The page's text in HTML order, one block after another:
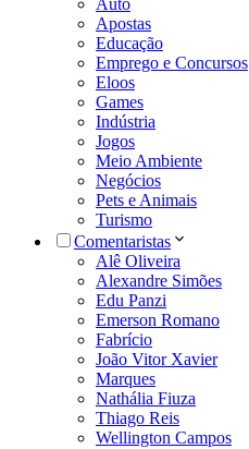
Auto
Apostas
Educação
Emprego e Concursos
Eloos
Games
Indústria
Jogos
Meio Ambiente
Negócios
Pets e Animais
Turismo
Comentaristas
Alê Oliveira
Alexandre Simões
Edu Panzi
Emerson Romano
Fabrício
João Vitor Xavier
Marques
Nathália Fiuza
Thiago Reis
Wellington Campos